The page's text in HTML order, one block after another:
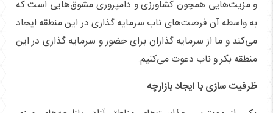
و مزیت‌هایی همچون کشاورزی و دامپروری مشوق‌هایی است که
به واسطه آن فرصت‌های ناب سرمایه گذاری در این منطقه ایجاد
می‌کند و ما از سرمایه گذاران برای حضور و سرمایه گذاری در این
منطقه بکر و ناب دعوت می‌کنیم.
ظرفیت سازی با ایجاد بازارچه